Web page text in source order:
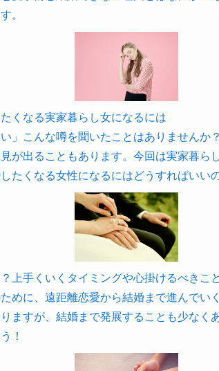
。
くなる実家暮らし女になるには
」こんな噂を聞いたことはありませんか
が出ることもあります。今回は実家暮ら
たくなる女性になるにはどうすればいい
上手くいくタイミングや心掛けるべきこと
めに、遠距離恋愛から結婚まで進んでい
ますが、結婚まで発展することも少なく
！